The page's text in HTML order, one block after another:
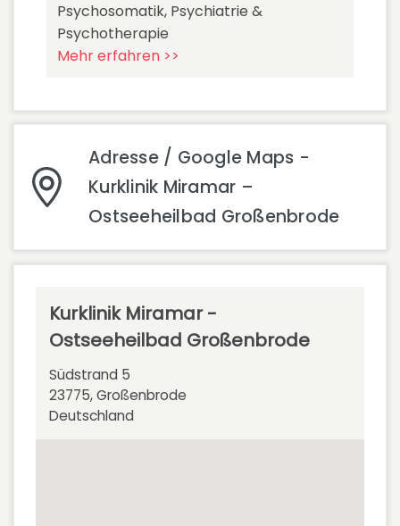
Psychosomatik, Psychiatrie &
Psychotherapie
Mehr erfahren >>
Adresse / Google Maps -
Kurklinik Miramar –
Ostseeheilbad Großenbrode
Kurklinik Miramar -
Ostseeheilbad Großenbrode
Südstrand 5
23775, Großenbrode
Deutschland